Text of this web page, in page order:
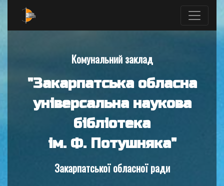
Комунальний заклад
"Закарпатська обласна
універсальна наукова
бібліотека
ім. Ф. Потушняка"
Закарпатської обласної ради